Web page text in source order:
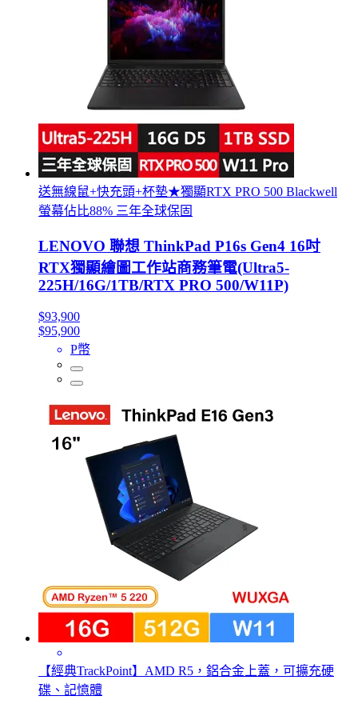
送無線鼠+快充頭+杯墊★獨顯RTX PRO 500 Blackwell
螢幕佔比88% 三年全球保固
LENOVO 聯想 ThinkPad P16s Gen4 16吋
RTX獨顯繪圖工作站商務筆電(Ultra5-
225H/16G/1TB/RTX PRO 500/W11P)
$93,900
$95,900
P幣
【經典TrackPoint】AMD R5，鋁合金上蓋，可擴充硬
碟、記憶體